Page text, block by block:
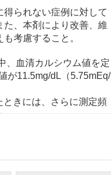
られない症例に対して
、本剤により改善、維
考慮すること。
、血清カルシウム値を定
が11.5mg/dL（5.75mEq/
ときには、さらに測定頻